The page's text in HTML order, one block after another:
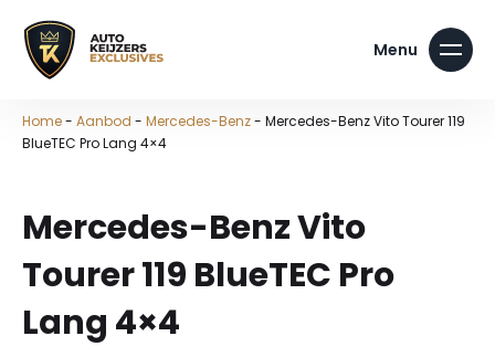
Home- Aanbod - Mercedes-Benz- Mercedes-Benz Vito Tourer 119
BlueTEC Pro Lang 4×4
Mercedes-Benz Vito
Tourer 119 BlueTEC Pro
Lang 4×4